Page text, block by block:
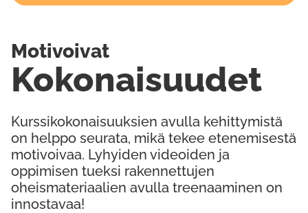
Kurssikokonaisuuksien avulla kehittymistä
on helppo seurata, mikä tekee etenemisestä
motivoivaa. Lyhyiden videoiden ja
oppimisen tueksi rakennettujen
oheismateriaalien avulla treenaaminen on
innostavaa!
Kokonaisuudet
Motivoivat